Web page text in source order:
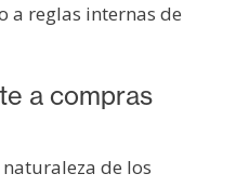
a reglas internas de
a compras
de los